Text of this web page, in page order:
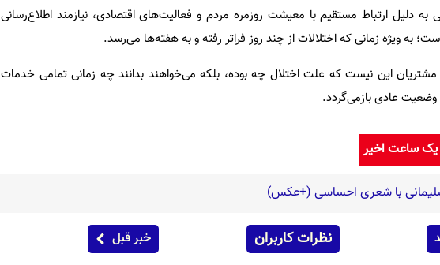
دلیل ارتباط مستقیم با معیشت روزمره مردم و فعالیت‌های اقتصادی، نیازمند اطلاع‌رسانی
به ویژه زمانی که اختلالات از چند روز فراتر رفته و به هفته‌ها می‌رسد.
این نیست که علت اختلال چه بوده، بلکه می‌خواهند بدانند چه زمانی تمامی خدمات
وضعیت عادی بازمی‌گردد.
یک ساعت اخیر
با شعری احساسی (+عکس)
نظرات کاربران خبر قبل